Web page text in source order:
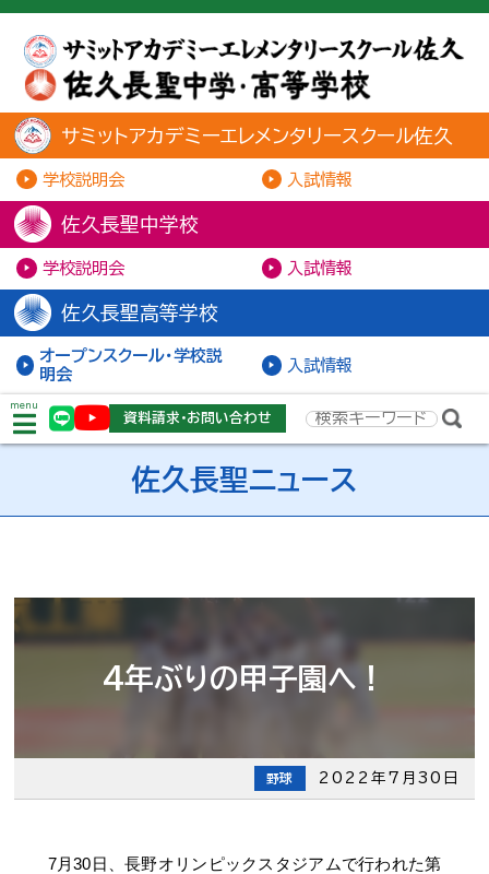
サミットアカデミーエレメンタリースクール佐久
学校説明会 入試情報
佐久長聖中学校
学校説明会 入試情報
佐久長聖高等学校
オープンスクール・学校説
明会
入試情報
menu
資料請求・お問い合わせ
佐久長聖ニュース
4年ぶりの甲子園へ！
野球 2022年7月30日
7月30日、長野オリンピックスタジアムで行われた第